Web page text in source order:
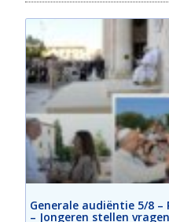
Generale audiëntie 5/8 –
– Jongeren stellen